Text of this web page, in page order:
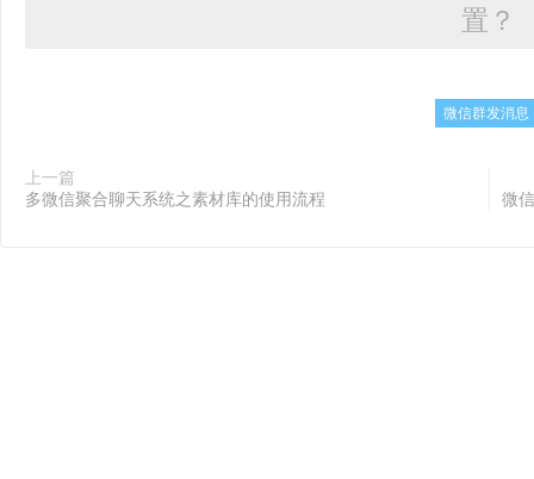
置？
微信群发消息
上一篇
多微信聚合聊天系统之素材库的使用流程
微